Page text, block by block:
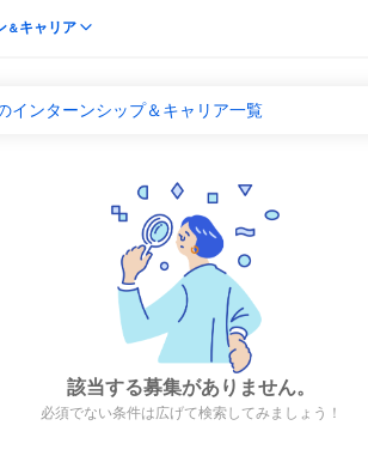
＆キャリア
インターンシップ＆キャリア一覧
該当する募集がありません。
必須でない条件は広げて検索してみましょう！